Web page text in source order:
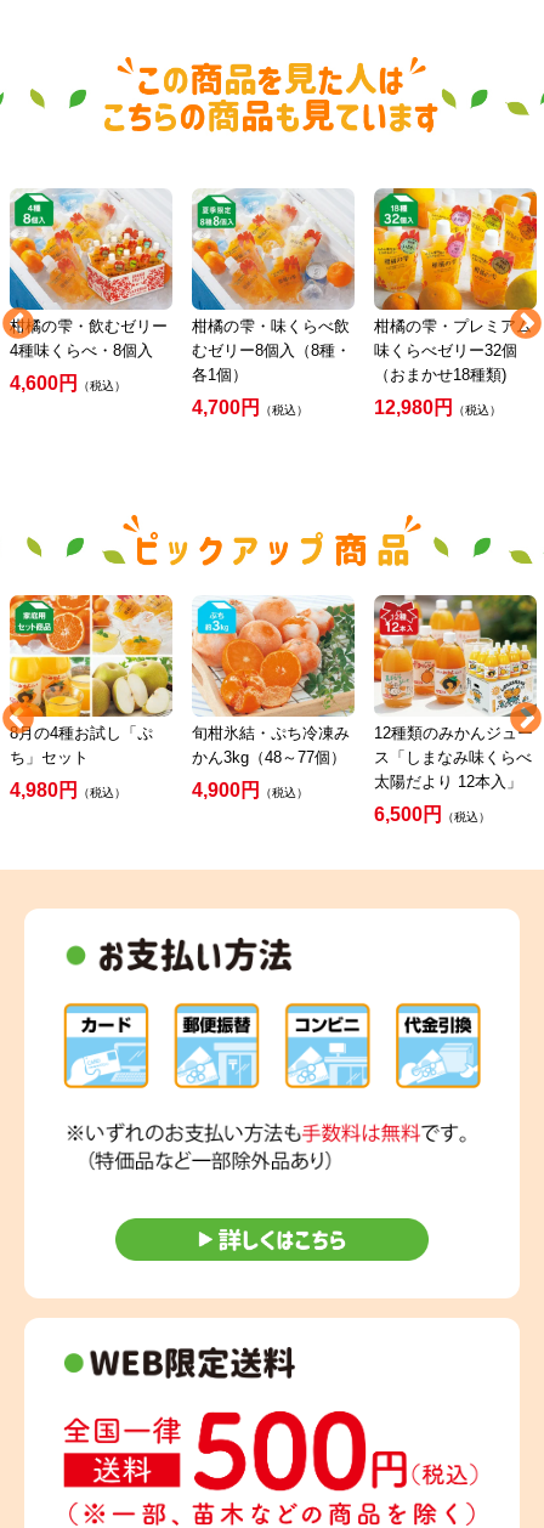
柑橘の雫・飲むゼリー
4種味くらべ・8個入
4,600円 （税込）
柑橘の雫・味くらべ飲
むゼリー8個入（8種・
各1個）
4,700円 （税込）
柑橘の雫・プレミアム
味くらべゼリー32個
（おまかせ18種類)
12,980円 （税込）
8月の4種お試し「ぷ
ち」セット
4,980円 （税込）
旬柑氷結・ぷち冷凍み
かん3kg（48～77個）
4,900円 （税込）
12種類のみかんジュー
ス「しまなみ味くらべ
太陽だより 12本入」
6,500円 （税込）